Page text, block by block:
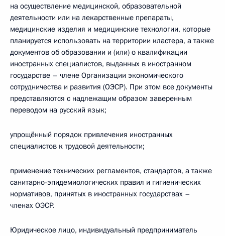
на осуществление медицинской, образовательной
деятельности или на лекарственные препараты,
медицинские изделия и медицинские технологии, которые
планируется использовать на территории кластера, а также
документов об образовании и (или) о квалификации
иностранных специалистов, выданных в иностранном
государстве – члене Организации экономического
сотрудничества и развития (ОЭСР). При этом все документы
представляются с надлежащим образом заверенным
переводом на русский язык;
упрощённый порядок привлечения иностранных
специалистов к трудовой деятельности;
применение технических регламентов, стандартов, а также
санитарно-эпидемиологических правил и гигиенических
нормативов, принятых в иностранных государствах –
членах ОЭСР.
Юридическое лицо, индивидуальный предприниматель